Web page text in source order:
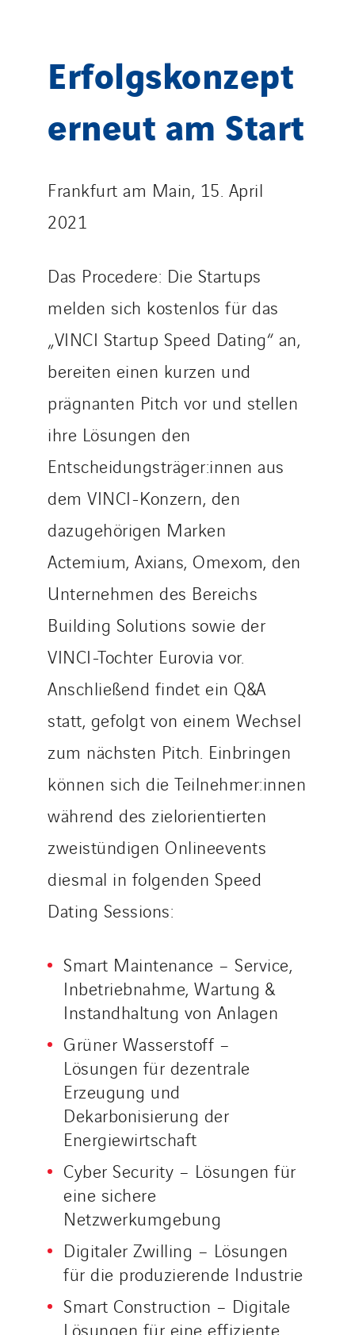
Erfolgskonzept
erneut am Start
Frankfurt am Main, 15. April
2021
Das Procedere: Die Startups
melden sich kostenlos für das
„VINCI Startup Speed Dating“ an,
bereiten einen kurzen und
prägnanten Pitch vor und stellen
ihre Lösungen den
Entscheidungsträger:innen aus
dem VINCI-Konzern, den
dazugehörigen Marken
Actemium, Axians, Omexom, den
Unternehmen des Bereichs
Building Solutions sowie der
VINCI-Tochter Eurovia vor.
Anschließend findet ein Q&A
statt, gefolgt von einem Wechsel
zum nächsten Pitch. Einbringen
können sich die Teilnehmer:innen
während des zielorientierten
zweistündigen Onlineevents
diesmal in folgenden Speed
Dating Sessions:
Smart Maintenance – Service,
Inbetriebnahme, Wartung &
Instandhaltung von Anlagen
Grüner Wasserstoff –
Lösungen für dezentrale
Erzeugung und
Dekarbonisierung der
Energiewirtschaft
Cyber Security – Lösungen für
eine sichere
Netzwerkumgebung
Digitaler Zwilling – Lösungen
für die produzierende Industrie
Smart Construction – Digitale
Lösungen für eine effiziente,